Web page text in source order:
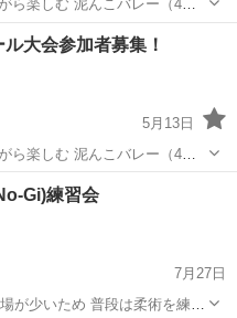
ら楽しむ 泥んこバレー（4人
ームには 地
大会参加者募集！
5月13日
ら楽しむ 泥んこバレー（4人
地元母袋
ーツ 大会
Gi)練習会
7月27日
が少いため 普段は柔術を練習